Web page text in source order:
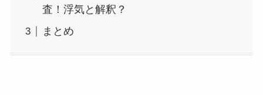
査！浮気と解釈？
まとめ